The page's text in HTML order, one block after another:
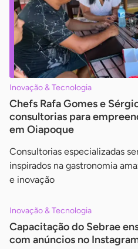
Inovação & Tecnologia
Chefs Rafa Gomes e
consultorias para
em Oiapoque
Consultorias especializadas
inspirados na gastronomia
e inovação
Inovação & Tecnologia
Capacitação do Sebrae
com anúncios no